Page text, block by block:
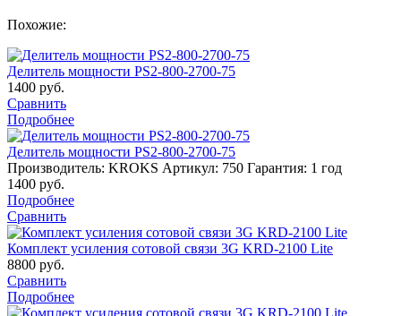
Похожие:
Делитель мощности PS2-800-2700-75
1400 руб.
Сравнить
Подробнее
Делитель мощности PS2-800-2700-75
Производитель: KROKS Артикул: 750 Гарантия: 1 год
1400 руб.
Подробнее
Сравнить
Комплект усиления сотовой связи 3G KRD-2100 Lite
8800 руб.
Сравнить
Подробнее